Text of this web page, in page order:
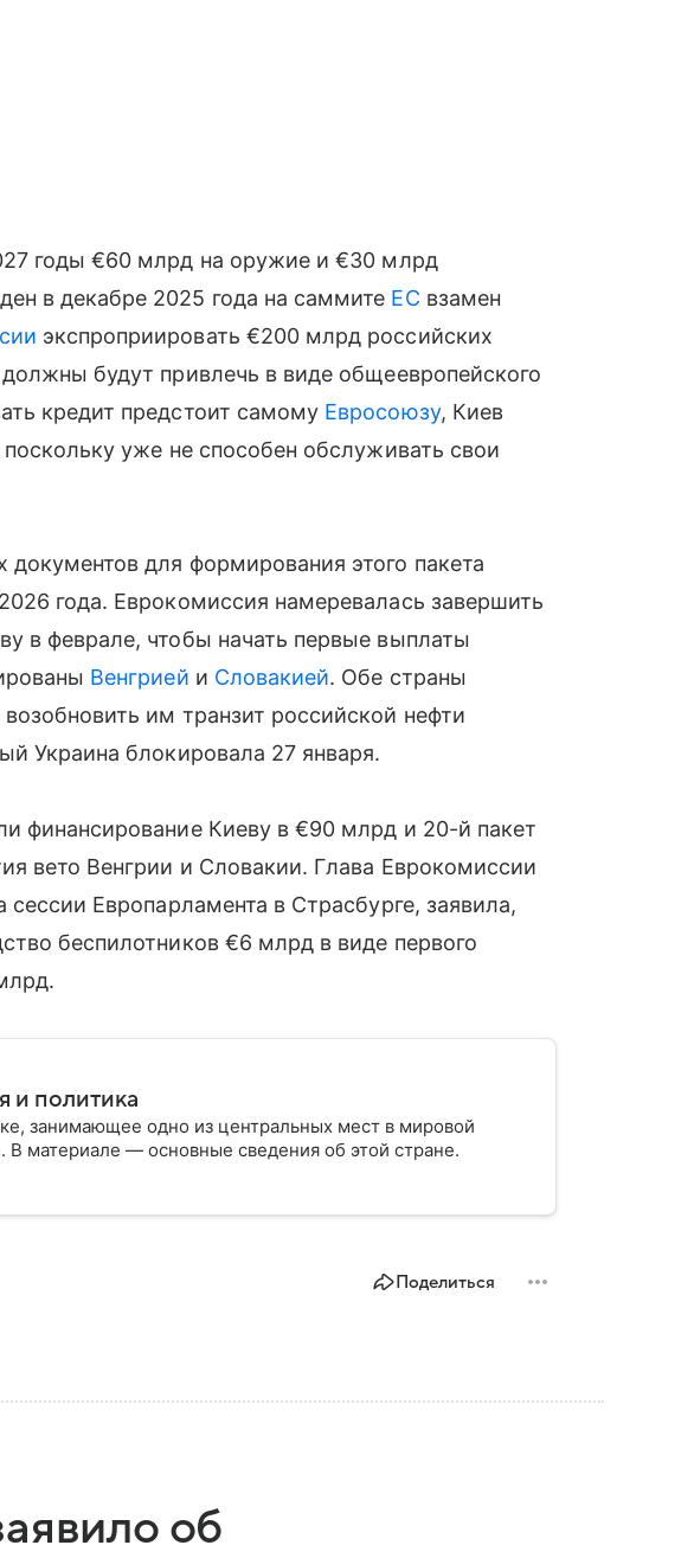
годы €60 млрд на оружие и €30 млрд
в декабре 2025 года на саммите ЕС взамен
экспроприировать €200 млрд российских
будут привлечь в виде общеевропейского
кредит предстоит самому Евросоюзу, Киев
уже не способен обслуживать свои
для формирования этого пакета
года. Еврокомиссия намеревалась завершить
в феврале, чтобы начать первые выплаты
Венгрией и Словакией. Обе страны
им транзит российской нефти
Украина блокировала 27 января.
финансирование Киеву в €90 млрд и 20-й пакет
вето Венгрии и Словакии. Глава Еврокомиссии
сессии Европарламента в Страсбурге, заявила,
беспилотников €6 млрд в виде первого
и политика
занимающее одно из центральных мест в мировой
материале — основные сведения об этой стране.
Поделиться
об